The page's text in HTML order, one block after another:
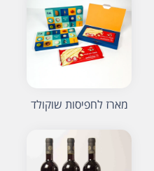
מארז לחפיסות שוקולד